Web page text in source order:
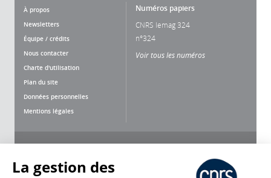
À propos
Newsletters
Équipe / crédits
Nous contacter
Charte d'utilisation
Plan du site
Données personnelles
Mentions légales
Numéros papiers
CNRS lemag 324
n°324
Voir tous les numéros
La gestion des